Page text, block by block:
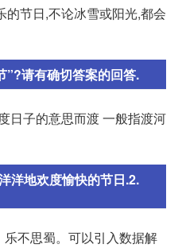
节日,不论冰雪或阳光,都会
”?请有确切答案的回答.
日子的意思而渡 一般指渡河
洋地欢度愉快的节日.2.
不思蜀。可以引入数据解